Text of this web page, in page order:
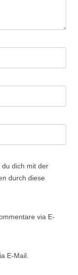
dich mit der
durch diese
via E-
E-Mail.